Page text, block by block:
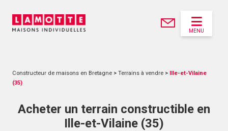
MENU
Constructeur de maisons en Bretagne > Terrains à vendre > Ille-et-Vilaine
(35)
Acheter un terrain constructible en
Ille-et-Vilaine (35)